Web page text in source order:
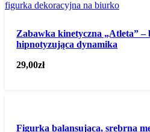
Zabawka kinetyczna „Atleta” –
hipnotyzująca dynamika
29,00zł
Figurka balansująca, srebrna